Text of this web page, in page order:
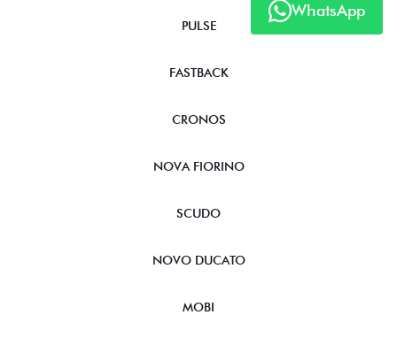
WhatsApp
PULSE
FASTBACK
CRONOS
NOVA FIORINO
SCUDO
NOVO DUCATO
MOBI